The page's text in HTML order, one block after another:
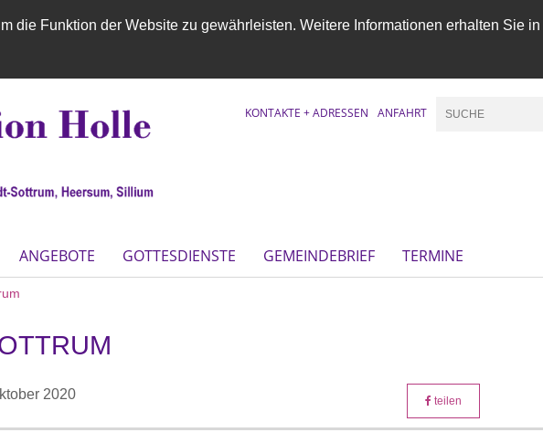
die Funktion der Website zu gewährleisten. Weitere Informationen erhalten Sie
KONTAKTE + ADRESSEN ANFAHRT
ANGEBOTE GOTTESDIENSTE GEMEINDEBRIEF TERMINE
2020 teilen